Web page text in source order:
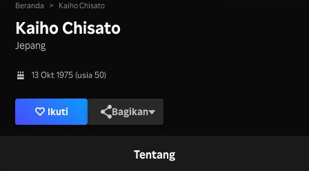
Beranda > Kaiho Chisato
Kaiho Chisato
Jepang
13 Okt 1975 (usia 50)
Ikuti Bagikan
Tentang